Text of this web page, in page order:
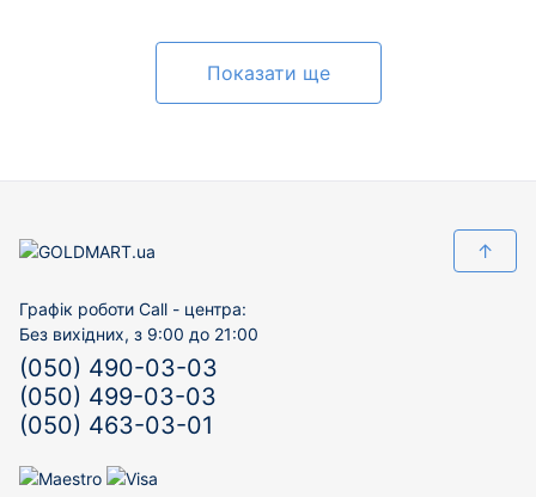
Показати ще
↑
Графік роботи Call - центра:
Без вихідних, з 9:00 до 21:00
(050) 490-03-03
(050) 499-03-03
(050) 463-03-01